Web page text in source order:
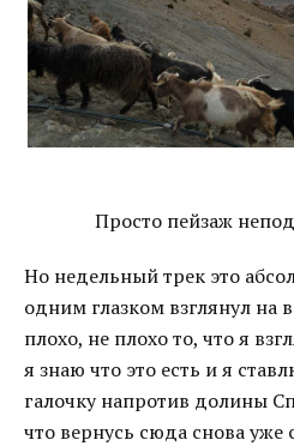
Просто пейзаж
Но недельный трек это
одним глазком взглянул на
плохо, не плохо то, что я
я знаю что это есть и я
галочку напротив долины
что вернусь сюда снова уже